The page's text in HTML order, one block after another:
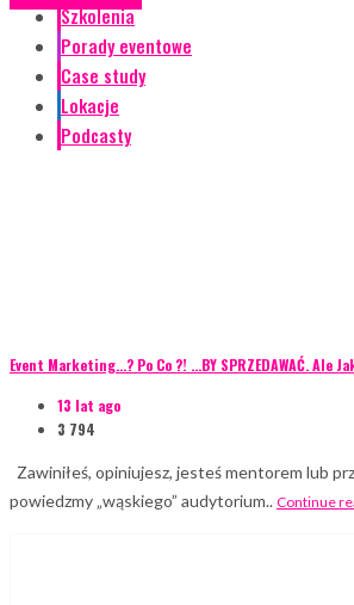
Szkolenia
Porady eventowe
Case study
Lokacje
Podcasty
Event Marketing…? Po Co ?! …BY SPRZEDAWAĆ. Ale
13 lat ago
3 794
Zawiniłeś, opiniujesz, jesteś mentorem lub
powiedzmy „wąskiego” audytorium.. Continue